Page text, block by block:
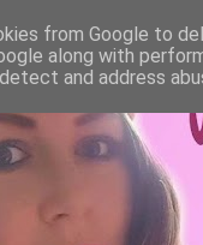
from Google to
along with
and address